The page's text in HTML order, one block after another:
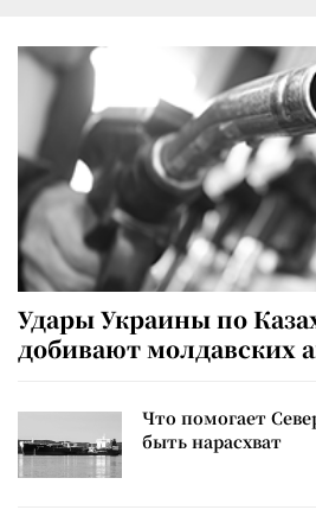
Удары Украины по
добивают молдавских
Что помогает
быть нарасхват